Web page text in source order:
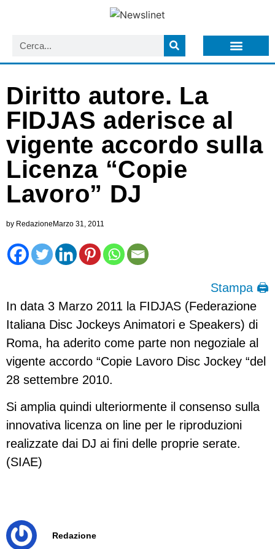
Diritto autore. La
FIDJAS aderisce al
vigente accordo sulla
Licenza “Copie
Lavoro” DJ
by RedazioneMarzo 31, 2011
Stampa 🖨
In data 3 Marzo 2011 la FIDJAS (Federazione
Italiana Disc Jockeys Animatori e Speakers) di
Roma, ha aderito come parte non negoziale al
vigente accordo “Copie Lavoro Disc Jockey “del
28 settembre 2010.
Si amplia quindi ulteriormente il consenso sulla
innovativa licenza on line per le riproduzioni
realizzate dai DJ ai fini delle proprie serate.
(SIAE)
Redazione